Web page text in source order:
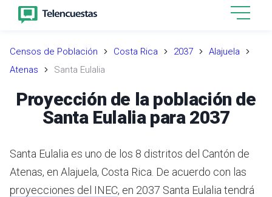
Censos de Población Costa Rica 2037
Alajuela
Atenas
Santa Eulalia
Proyección de la población de
Santa Eulalia para 2037
Santa Eulalia es uno de los 8 distritos del Cantón de
Atenas, en Alajuela, Costa Rica. De acuerdo con las
proyecciones del INEC, en 2037 Santa Eulalia tendrá